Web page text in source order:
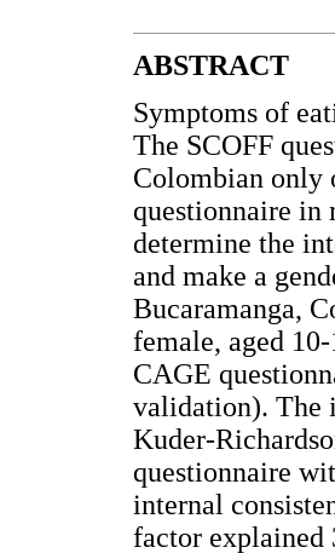
ABSTRACT
Symptoms of
The SCOFF
Colombian only
questionnaire in
determine the
and make a
Bucaramanga,
female, aged
CAGE
validation). The
Kuder-
questionnaire
internal
factor explained